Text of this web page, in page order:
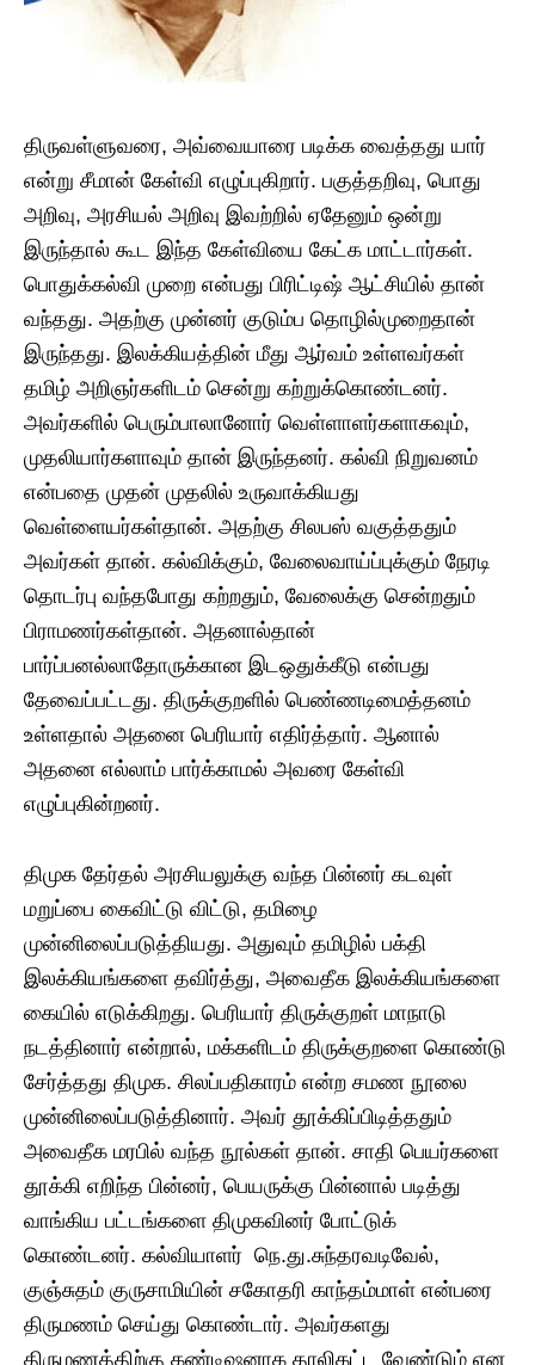
திருவள்ளுவரை, அவ்வையாரை படிக்க வைத்தது யார்
என்று சீமான் கேள்வி எழுப்புகிறார். பகுத்தறிவு, பொது
அறிவு, அரசியல் அறிவு இவற்றில் ஏதேனும் ஒன்று
இருந்தால் கூட இந்த கேள்வியை கேட்க மாட்டார்கள்.
பொதுக்கல்வி முறை என்பது பிரிட்டிஷ் ஆட்சியில் தான்
வந்தது. அதற்கு முன்னர் குடும்ப தொழில்முறைதான்
இருந்தது. இலக்கியத்தின் மீது ஆர்வம் உள்ளவர்கள்
தமிழ் அறிஞர்களிடம் சென்று கற்றுக்கொண்டனர்.
அவர்களில் பெரும்பாலானோர் வெள்ளாளர்களாகவும்,
முதலியார்களாவும் தான் இருந்தனர். கல்வி நிறுவனம்
என்பதை முதன் முதலில் உருவாக்கியது
வெள்ளையர்கள்தான். அதற்கு சிலபஸ் வகுத்ததும்
அவர்கள் தான். கல்விக்கும், வேலைவாய்ப்புக்கும் நேரடி
தொடர்பு வந்தபோது கற்றதும், வேலைக்கு சென்றதும்
பிராமணர்கள்தான். அதனால்தான்
பார்ப்பனல்லாதோருக்கான இடஒதுக்கீடு என்பது
தேவைப்பட்டது. திருக்குறளில் பெண்ணடிமைத்தனம்
உள்ளதால் அதனை பெரியார் எதிர்த்தார். ஆனால்
அதனை எல்லாம் பார்க்காமல் அவரை கேள்வி
எழுப்புகின்றனர்.
திமுக தேர்தல் அரசியலுக்கு வந்த பின்னர் கடவுள்
மறுப்பை கைவிட்டு விட்டு, தமிழை
முன்னிலைப்படுத்தியது. அதுவும் தமிழில் பக்தி
இலக்கியங்களை தவிர்த்து, அவைதீக இலக்கியங்களை
கையில் எடுக்கிறது. பெரியார் திருக்குறள் மாநாடு
நடத்தினார் என்றால், மக்களிடம் திருக்குறளை கொண்டு
சேர்த்தது திமுக. சிலப்பதிகாரம் என்ற சமண நூலை
முன்னிலைப்படுத்தினார். அவர் தூக்கிப்பிடித்ததும்
அவைதீக மரபில் வந்த நூல்கள் தான். சாதி பெயர்களை
தூக்கி எறிந்த பின்னர், பெயருக்கு பின்னால் படித்து
வாங்கிய பட்டங்களை திமுகவினர் போட்டுக்
கொண்டனர். கல்வியாளர் நெ.து.சுந்தரவடிவேல்,
குஞ்சுதம் குருசாமியின் சகோதரி காந்தம்மாள் என்பரை
திருமணம் செய்து கொண்டார். அவர்களது
திருமணத்திற்கு கண்டிஷனாக தாலிகட்ட வேண்டும் என